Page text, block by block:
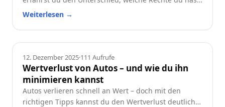
und worauf du beim Neu- oder Gebrauchtwagen
Weiterlesen →
Ratgeber
12. Dezember 2025·111 Aufrufe
Wertverlust von Autos – und wie du ihn
minimieren kannst
Autos verlieren schnell an Wert – doch mit den
richtigen Tipps kannst du den Wertverlust deutlich